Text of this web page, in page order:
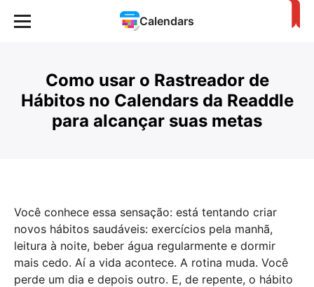
Calendars
Como usar o Rastreador de
Hábitos no Calendars da Readdle
para alcançar suas metas
Você conhece essa sensação: está tentando criar
novos hábitos saudáveis: exercícios pela manhã,
leitura à noite, beber água regularmente e dormir
mais cedo. Aí a vida acontece. A rotina muda. Você
perde um dia e depois outro. E, de repente, o hábito